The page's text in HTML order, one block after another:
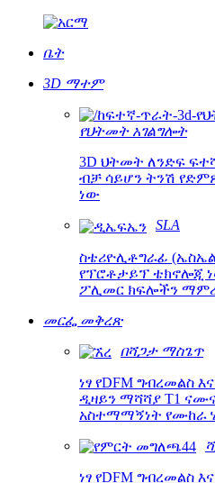
ቤት
3D ማተም
የህትመት አገልግሎት
3D ህትመት ለንድፍ
ብቻ ሳይሆን ትንሽ
ነው
SLA
ስቴሪዮሊቶግራፊ
የፕሮቶታይፕ ቴክኖሎጂ
ፖሊመር ክፍሎችን
መርፌ መቅረጽ
በሻጋታ ማስጌጥ
ነፃ የDFM ግብረመልስ
ዲዛይን ማሻሻያ T1
አስተማማኝነት የሙከራ
ነፃ የDFM ግብረመልስ